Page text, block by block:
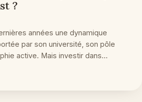
?
années une dynamique
par son université, son pôle
active. Mais investir dans…